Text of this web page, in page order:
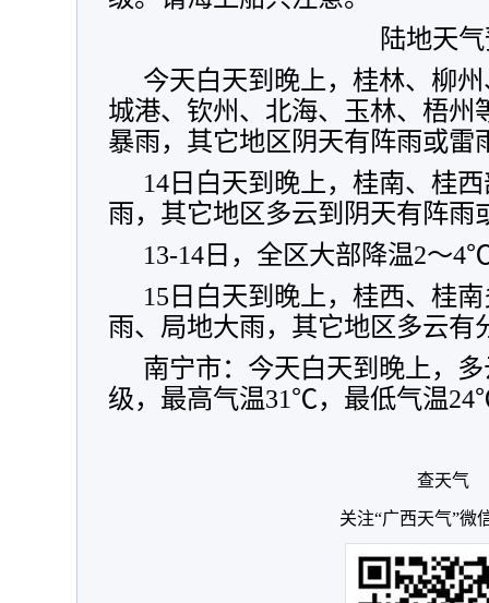
陆地天
今天白天到晚上，桂林、柳
城港、钦州、北海、玉林、梧州
暴雨，其它地区阴天有阵雨或雷
14日白天到晚上，桂南、桂
雨，其它地区多云到阴天有阵雨
13-14日，全区大部降温2～
15日白天到晚上，桂西、桂
雨、局地大雨，其它地区多云有
南宁市：今天白天到晚上，
级，最高气温31℃，最低气温
查天气
关注“广西天气”微